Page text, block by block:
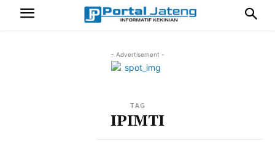
- Advertisement -
TAG
IPIMTI